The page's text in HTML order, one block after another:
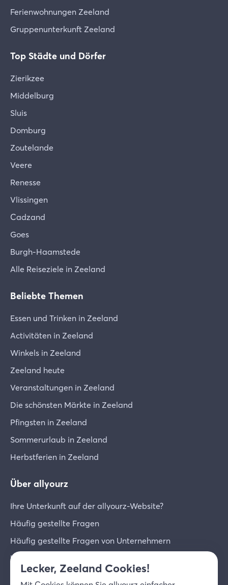
Ferienwohnungen Zeeland
Gruppenunterkunft Zeeland
Top Städte und Dörfer
Zierikzee
Middelburg
Sluis
Domburg
Zoutelande
Veere
Renesse
Vlissingen
Cadzand
Goes
Burgh-Haamstede
Alle Reiseziele in Zeeland
Beliebte Themen
Essen und Trinken in Zeeland
Activitäten in Zeeland
Winkels in Zeeland
Zeeland heute
Veranstaltungen in Zeeland
Die schönsten Märkte in Zeeland
Pfingsten in Zeeland
Sommerurlaub in Zeeland
Herbstferien in Zeeland
Über allyourz
Ihre Unterkunft auf der allyourz-Website?
Häufig gestellte Fragen
Häufig gestellte Fragen von Unternehmern
Unternehmer-Login
Über uns
Lecker, Zeeland Cookies!